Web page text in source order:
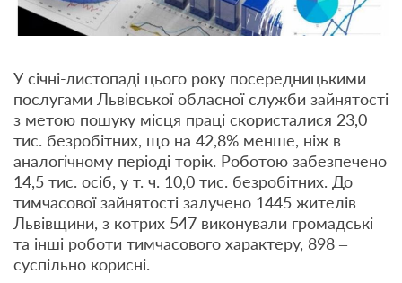
У січні-листопаді цього року посередницькими
послугами Львівської обласної служби зайнятості
з метою пошуку місця праці скористалися 23,0
тис. безробітних, що на 42,8% менше, ніж в
аналогічному періоді торік. Роботою забезпечено
14,5 тис. осіб, у т. ч. 10,0 тис. безробітних. До
тимчасової зайнятості залучено 1445 жителів
Львівщини, з котрих 547 виконували громадські
та інші роботи тимчасового характеру, 898 –
суспільно корисні.